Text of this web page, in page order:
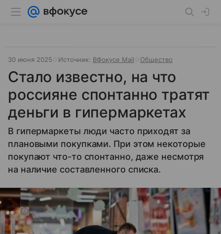
30 июня 2025 Источник: ВФокусе Mail Общество
Стало известно, на что
россияне спонтанно тратят
деньги в гипермаркетах
В гипермаркеты люди часто приходят за
плановыми покупками. При этом некоторые
покупают что-то спонтанно, даже несмотря
на наличие составленного списка.